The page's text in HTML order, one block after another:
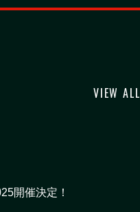
VIEW ALL
開催決定！